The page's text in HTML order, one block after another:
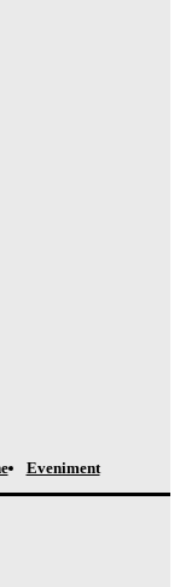
Eveniment